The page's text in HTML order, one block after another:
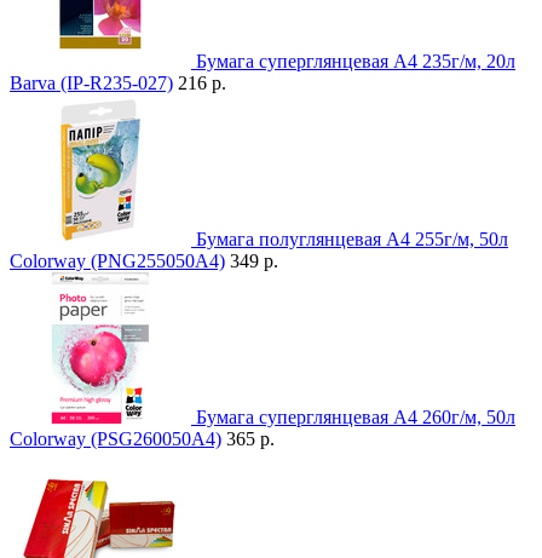
Бумага cуперглянцевая А4 235г/м, 20л
Barva (IP-R235-027) 216 р.
Бумага полуглянцевая A4 255г/м, 50л
Colorway (PNG255050A4) 349 р.
Бумага суперглянцевая A4 260г/м, 50л
Colorway (PSG260050A4) 365 р.